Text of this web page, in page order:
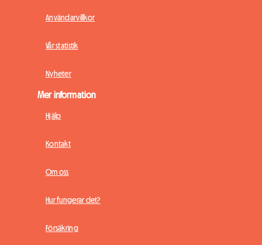
Användarvillkor
Vår statistik
Nyheter
Mer information
Hjälp
Kontakt
Om oss
Hur fungerar det?
Försäkring